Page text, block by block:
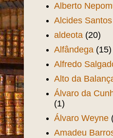
Alberto
Alcides Santos
aldeota (20)
Alfândega (15)
Alfredo
Alto da
Álvaro da
(1)
Álvaro Weyne
Amadeu